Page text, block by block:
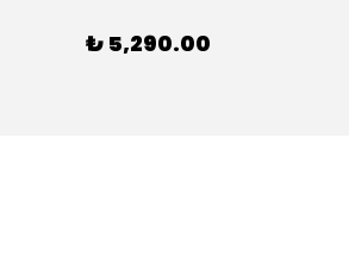
₺ 5,290.00